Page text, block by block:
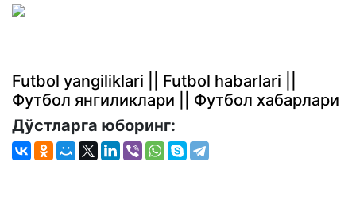
Futbol yangiliklari || Futbol habarlari ||
Футбол янгиликлари || Футбол хабарлари
Дўстларга юборинг: